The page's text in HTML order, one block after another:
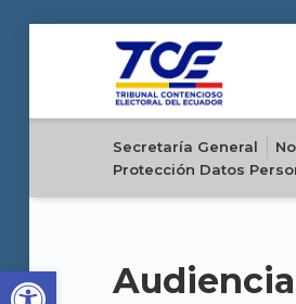
Open toolbar
Secretaría General
Protección Datos
Audiencia